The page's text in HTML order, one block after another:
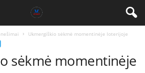
Ukmergiškio sėkmė momentinėje loterijoje
sėkmė momentinėje